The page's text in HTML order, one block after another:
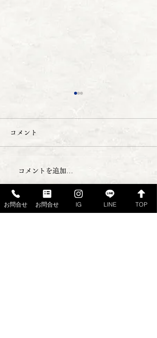
コメント
コメントを追加…
お問合せ お問合せ IG LINE TOP